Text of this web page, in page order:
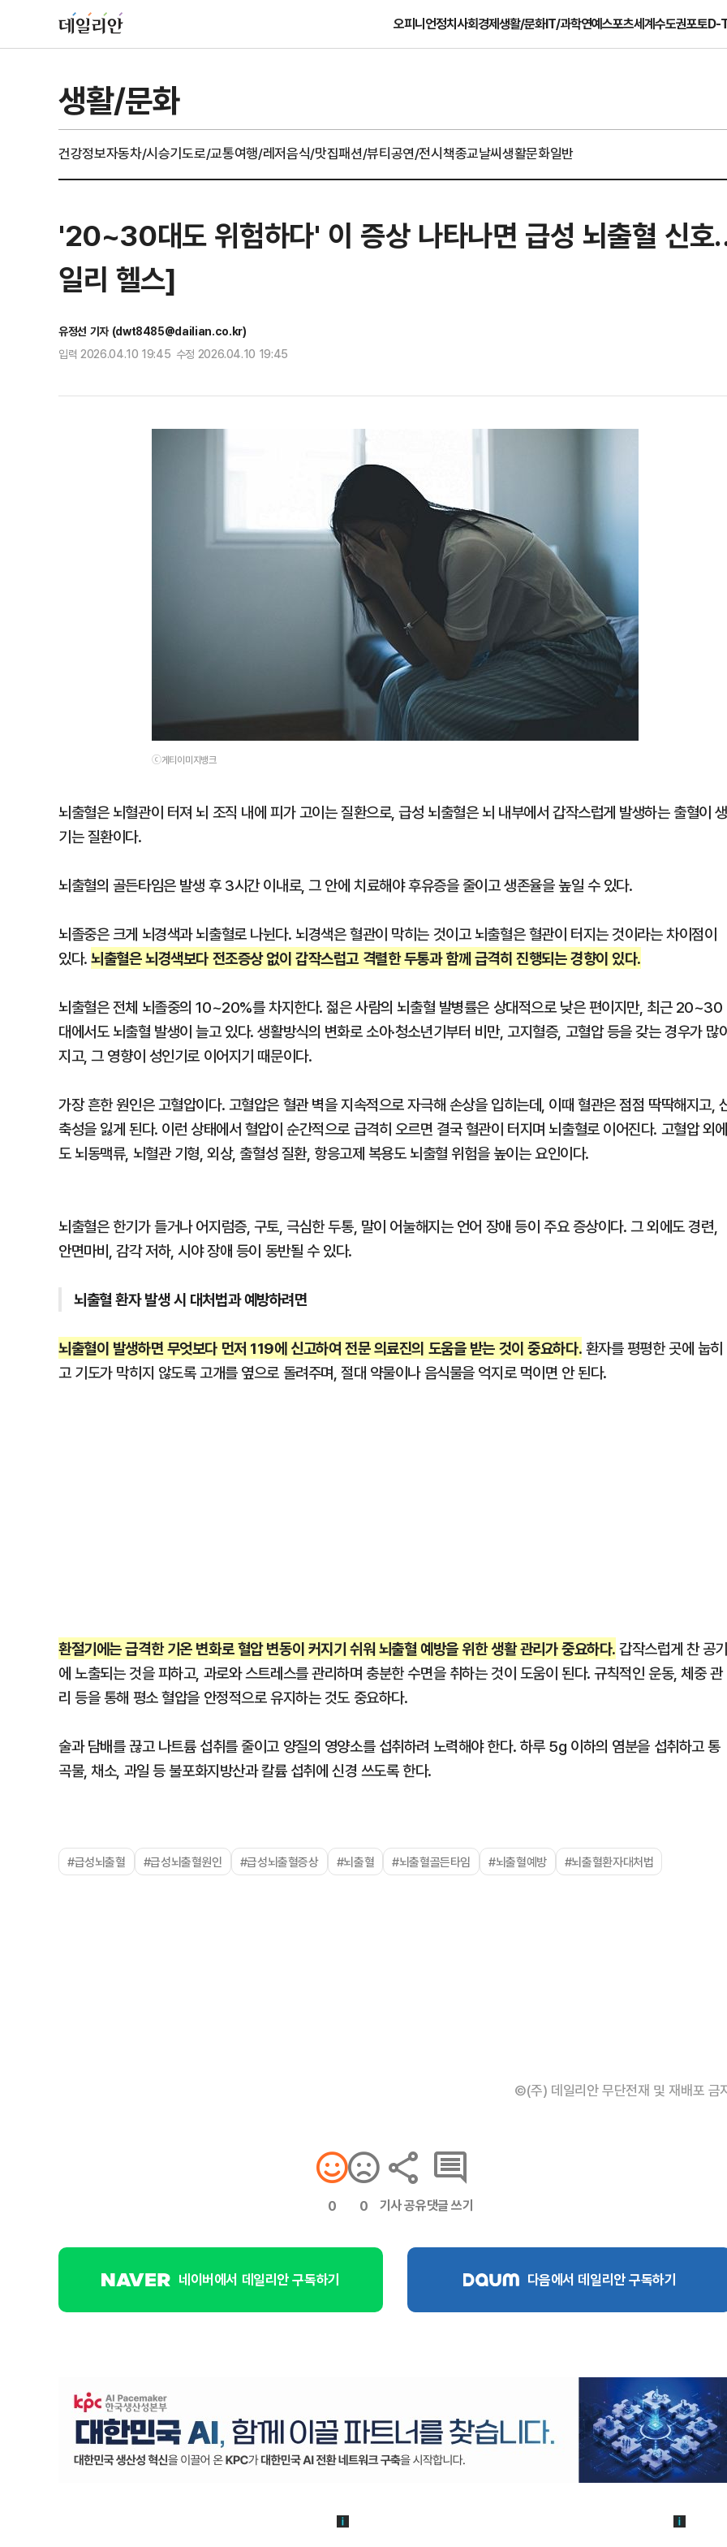
오피니언정치사회경제생활/문화IT/과학연예스포츠세계수도권포토D-
생활/문화
건강정보자동차/시승기도로/교통여행/레저음식/맛집패션/뷰티공연/전시책종교날씨생활문화일반
'20~30대도 위험하다' 이 증상 나타나면 급성 뇌출혈 신
일리 헬스]
유정선 기자 (dwt8485@dailian.co.kr)
입력 2026.04.10 19:45 수정 2026.04.10 19:45
ⓒ게티이미지뱅크
뇌출혈은 뇌혈관이 터져 뇌 조직 내에 피가 고이는 질환으로, 급성 뇌출혈은 뇌 내부에서 갑작스럽게 발생하는 출혈이
기는 질환이다.
뇌출혈의 골든타임은 발생 후 3시간 이내로, 그 안에 치료해야 후유증을 줄이고 생존율을 높일 수 있다.
뇌졸중은 크게 뇌경색과 뇌출혈로 나뉜다. 뇌경색은 혈관이 막히는 것이고 뇌출혈은 혈관이 터지는 것이라는 차이점이
있다.뇌출혈은 뇌경색보다 전조증상 없이 갑작스럽고 격렬한 두통과 함께 급격히 진행되는 경향이 있다.
뇌출혈은 전체 뇌졸중의 10~20%를 차지한다. 젊은 사람의 뇌출혈 발병률은 상대적으로 낮은 편이지만, 최근 20~30
대에서도 뇌출혈 발생이 늘고 있다. 생활방식의 변화로 소아·청소년기부터 비만, 고지혈증, 고혈압 등을 갖는 경우가 많
지고, 그 영향이 성인기로 이어지기 때문이다.
가장 흔한 원인은 고혈압이다. 고혈압은 혈관 벽을 지속적으로 자극해 손상을 입히는데, 이때 혈관은 점점 딱딱해지고,
축성을 잃게 된다. 이런 상태에서 혈압이 순간적으로 급격히 오르면 결국 혈관이 터지며 뇌출혈로 이어진다. 고혈압 외
도 뇌동맥류, 뇌혈관 기형, 외상, 출혈성 질환, 항응고제 복용도 뇌출혈 위험을 높이는 요인이다.
뇌출혈은 한기가 들거나 어지럼증, 구토, 극심한 두통, 말이 어눌해지는 언어 장애 등이 주요 증상이다. 그 외에도 경련,
안면마비, 감각 저하, 시야 장애 등이 동반될 수 있다.
뇌출혈 환자 발생 시 대처법과 예방하려면
뇌출혈이 발생하면 무엇보다 먼저 119에 신고하여 전문 의료진의 도움을 받는 것이 중요하다.환자를 평평한 곳에 눕히
고 기도가 막히지 않도록 고개를 옆으로 돌려주며, 절대 약물이나 음식물을 억지로 먹이면 안 된다.
환절기에는 급격한 기온 변화로 혈압 변동이 커지기 쉬워 뇌출혈 예방을 위한 생활 관리가 중요하다.갑작스럽게 찬 공
에 노출되는 것을 피하고, 과로와 스트레스를 관리하며 충분한 수면을 취하는 것이 도움이 된다. 규칙적인 운동, 체중 관
리 등을 통해 평소 혈압을 안정적으로 유지하는 것도 중요하다.
술과 담배를 끊고 나트륨 섭취를 줄이고 양질의 영양소를 섭취하려 노력해야 한다. 하루 5g 이하의 염분을 섭취하고 통
곡물, 채소, 과일 등 불포화지방산과 칼륨 섭취에 신경 쓰도록 한다.
#급성뇌출혈 #급성뇌출혈원인 #급성뇌출혈증상 #뇌출혈 #뇌출혈골든타임 #뇌출혈예방 #뇌출혈환자대처법
©(주) 데일리안 무단전재 및 재배포 금
0 0 기사 공유댓글 쓰기
네이버에서 데일리안 구독하기 다음에서 데일리안 구독하기